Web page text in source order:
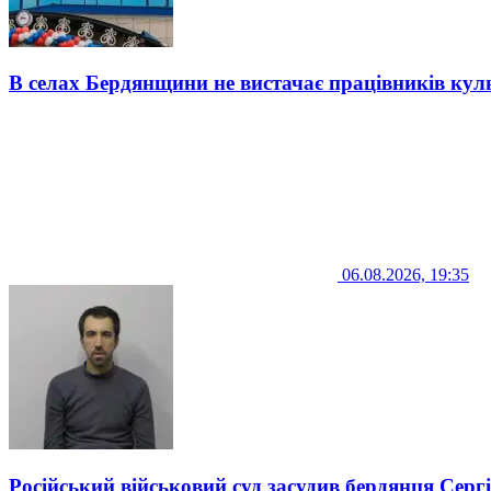
В селах Бердянщини не вистачає працівників
06.08.2026, 19:35
Російський військовий суд засудив бердянця